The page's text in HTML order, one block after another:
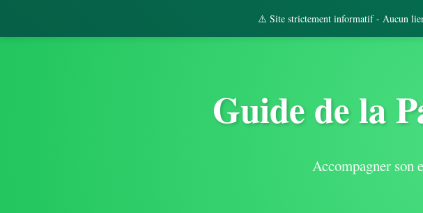
⚠️ Site strictement informatif - Aucun
Guide de la
Accompagner son